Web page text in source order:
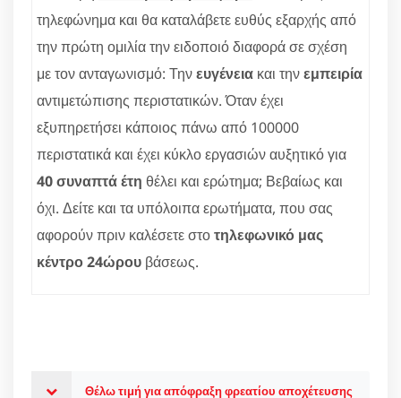
τηλεφώνημα και θα καταλάβετε ευθύς εξαρχής από
την πρώτη ομιλία την ειδοποιό διαφορά σε σχέση
με τον ανταγωνισμό: Τηνευγένεια και τηνεμπειρία
αντιμετώπισης περιστατικών. Όταν έχει
εξυπηρετήσει κάποιος πάνω από 100000
περιστατικά και έχει κύκλο εργασιών αυξητικό για
40 συναπτά έτη θέλει και ερώτημα; Βεβαίως και
όχι. Δείτε και τα υπόλοιπα ερωτήματα, που σας
αφορούν πριν καλέσετε στοτηλεφωνικό μας
κέντρο 24ώρου βάσεως.
Θέλω τιμή για απόφραξη φρεατίου αποχέτευσης